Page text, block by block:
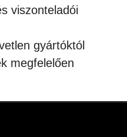
viszonteladói
gyártóktól
megfelelően